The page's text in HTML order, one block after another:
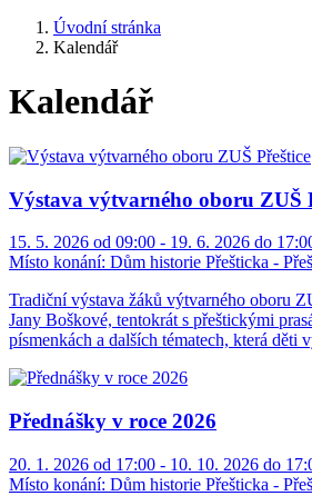
Úvodní stránka
Kalendář
Kalendář
Výstava výtvarného oboru ZUŠ
15. 5. 2026 od 09:00 - 19. 6. 2026 do
Místo konání: Dům historie Přešticka -
Tradiční výstava žáků výtvarného oboru
Jany Boškové, tentokrát s přeštickými
písmenkách a dalších tématech, která děti
Přednášky v roce 2026
20. 1. 2026 od 17:00 - 10. 10. 2026 do
Místo konání: Dům historie Přešticka -